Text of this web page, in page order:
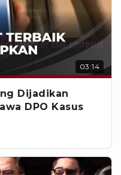
03:14
Dijadikan
DPO Kasus